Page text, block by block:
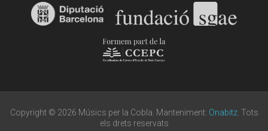
Copyright © 2026 Músics per la Cobla. Manteniment: Onabitz. Tots
els drets reservats